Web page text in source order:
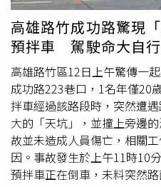
高雄路竹成功路驚現
預拌車 駕駛命大自
高雄路竹區12日上午驚傳一
成功路223巷口，1名年僅20
拌車經過該路段時，突然遭
大的「天坑」，並撞上旁邊
故並未造成人員傷亡，相關
因。事故發生於上午11時10
預拌車正在倒車，未料突然